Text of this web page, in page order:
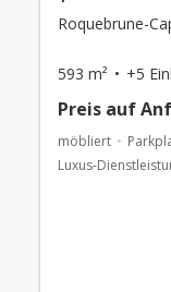
Roquebrune-
593 m² +5
Preis auf
möbliert
Luxus-